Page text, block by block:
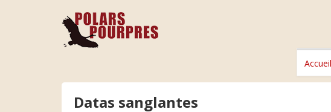
Accueil
Datas sanglantes